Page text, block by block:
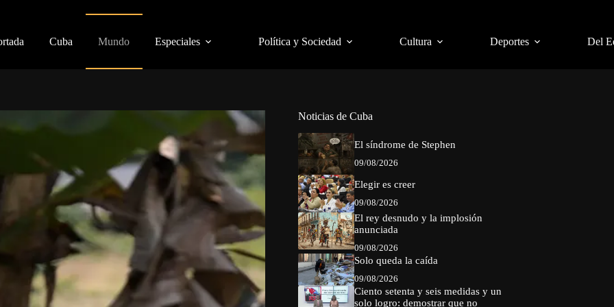
Cuba Mundo Especiales Política y Sociedad Cultura Deportes Del
Noticias de Cuba
El síndrome de Stephen
09/08/2026
Elegir es creer
09/08/2026
El rey desnudo y la implosión
anunciada
09/08/2026
Solo queda la caída
09/08/2026
Ciento setenta y seis medidas y un
solo logro: demostrar que no